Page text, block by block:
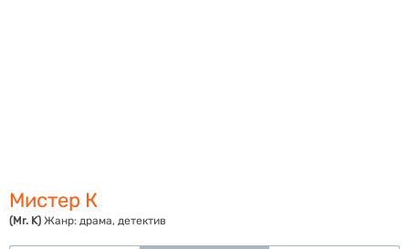
Мистер К
(Mr. K) Жанр: драма, детектив